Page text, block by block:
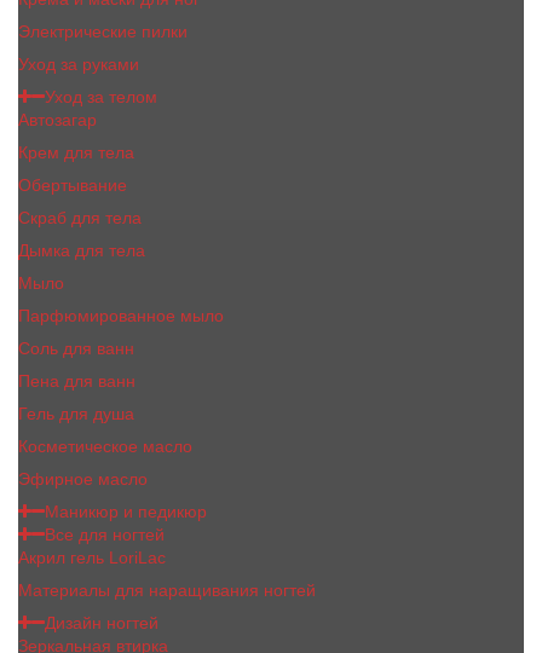
Электрические пилки
Уход за руками
Уход за телом
Автозагар
Крем для тела
Обертывание
Скраб для тела
Дымка для тела
Мыло
Парфюмированное мыло
Соль для ванн
Пена для ванн
Гель для душа
Косметическое масло
Эфирное масло
Маникюр и педикюр
Все для ногтей
Акрил гель LoriLac
Материалы для наращивания ногтей
Дизайн ногтей
Зеркальная втирка